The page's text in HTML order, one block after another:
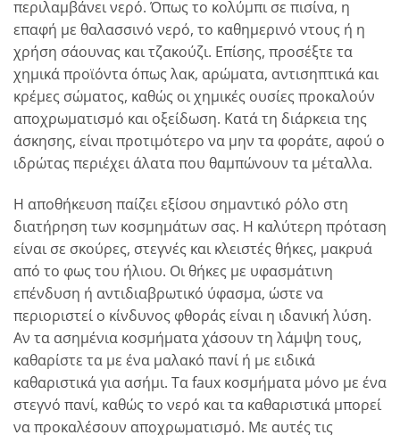
περιλαμβάνει νερό. Όπως το κολύμπι σε πισίνα, η
επαφή με θαλασσινό νερό, το καθημερινό ντους ή η
χρήση σάουνας και τζακούζι. Επίσης, προσέξτε τα
χημικά προϊόντα όπως λακ, αρώματα, αντισηπτικά και
κρέμες σώματος, καθώς οι χημικές ουσίες προκαλούν
αποχρωματισμό και οξείδωση. Κατά τη διάρκεια της
άσκησης, είναι προτιμότερο να μην τα φοράτε, αφού ο
ιδρώτας περιέχει άλατα που θαμπώνουν τα μέταλλα.
Η αποθήκευση παίζει εξίσου σημαντικό ρόλο στη
διατήρηση των κοσμημάτων σας. Η καλύτερη πρόταση
είναι σε σκούρες, στεγνές και κλειστές θήκες, μακρυά
από το φως του ήλιου. Οι θήκες με υφασμάτινη
επένδυση ή αντιδιαβρωτικό ύφασμα, ώστε να
περιοριστεί ο κίνδυνος φθοράς είναι η ιδανική λύση.
Αν τα ασημένια κοσμήματα χάσουν τη λάμψη τους,
καθαρίστε τα με ένα μαλακό πανί ή με ειδικά
καθαριστικά για ασήμι. Τα faux κοσμήματα μόνο με ένα
στεγνό πανί, καθώς το νερό και τα καθαριστικά μπορεί
να προκαλέσουν αποχρωματισμό. Με αυτές τις